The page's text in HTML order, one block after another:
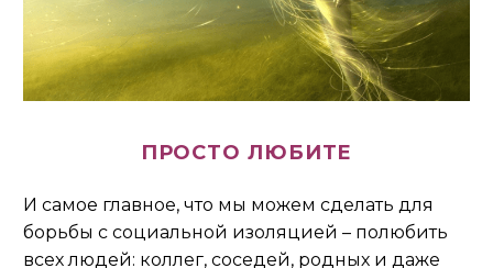
ПРОСТО ЛЮБИТЕ
И самое главное, что мы можем сделать для
борьбы с социальной изоляцией – полюбить
всех людей: коллег, соседей, родных и даже